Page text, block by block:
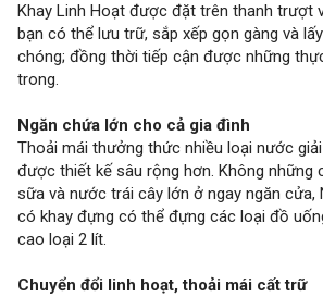
Khay Linh Hoạt được đặt trên thanh trượt
bạn có thể lưu trữ, sắp xếp gọn gàng và
chóng; đồng thời tiếp cận được những
trong.
Ngăn chứa lớn cho cả gia đình
Thoải mái thưởng thức nhiều loại nước
được thiết kế sâu rộng hơn. Không những
sữa và nước trái cây lớn ở ngay ngăn cửa,
có khay đựng có thể đựng các loại đồ
cao loại 2 lít.
Chuyển đổi linh hoạt, thoải mái cất trữ